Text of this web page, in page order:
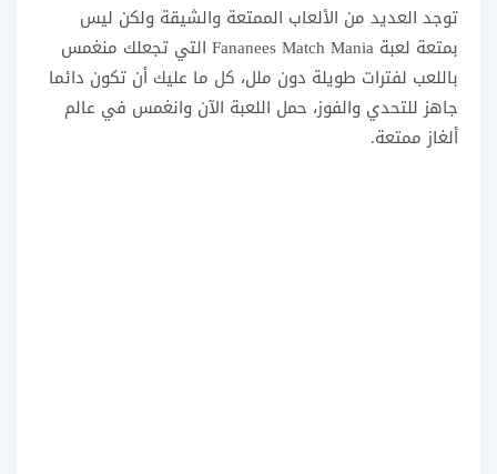
توجد العديد من الألعاب الممتعة والشيقة ولكن ليس
بمتعة لعبة Fananees Match Mania التي تجعلك منغمس
باللعب لفترات طويلة دون ملل، كل ما عليك أن تكون دائما
جاهز للتحدي والفوز، حمل اللعبة الآن وانغمس في عالم
ألغاز ممتعة.